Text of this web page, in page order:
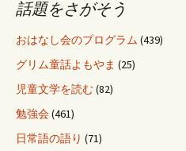
話題をさがそう
おはなし会のプログラム (439)
グリム童話よもやま (25)
児童文学を読む(82)
勉強会(461)
日常語の語り (71)